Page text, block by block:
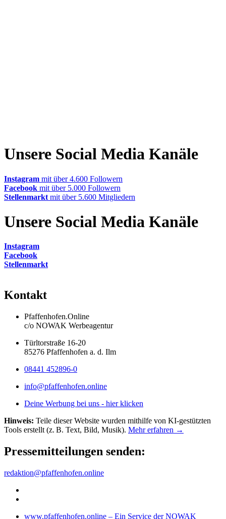
Unsere Social Media Kanäle
Instagram mit über 4.600 Followern
Facebook mit über 5.000 Followern
Stellenmarkt mit über 5.600 Mitgliedern
Unsere Social Media Kanäle
Instagram
Facebook
Stellenmarkt
Kontakt
Pfaffenhofen.Online
c/o NOWAK Werbeagentur
Türltorstraße 16-20
85276 Pfaffenhofen a. d. Ilm
08441 452896-0
info@pfaffenhofen.online
Deine Werbung bei uns - hier klicken
Hinweis: Teile dieser Website wurden mithilfe von KI-gestützten
Tools erstellt (z. B. Text, Bild, Musik). Mehr erfahren →
Pressemitteilungen senden:
redaktion@pfaffenhofen.online
www.pfaffenhofen.online – Ein Service der NOWAK